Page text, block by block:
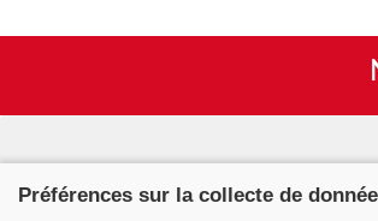
Faire un don
Préférences sur la collecte de